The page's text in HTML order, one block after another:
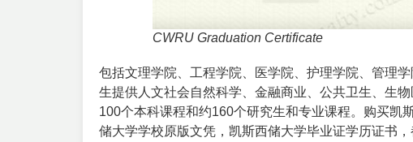
CWRU Graduation Certificate
包括文理学院、工程学院、医学院、护理学院、管理
生提供人文社会自然科学、金融商业、公共卫生、生
100个本科课程和约160个研究生和专业课程。购买凯
储大学学校原版文凭，凯斯西储大学毕业证学历证书